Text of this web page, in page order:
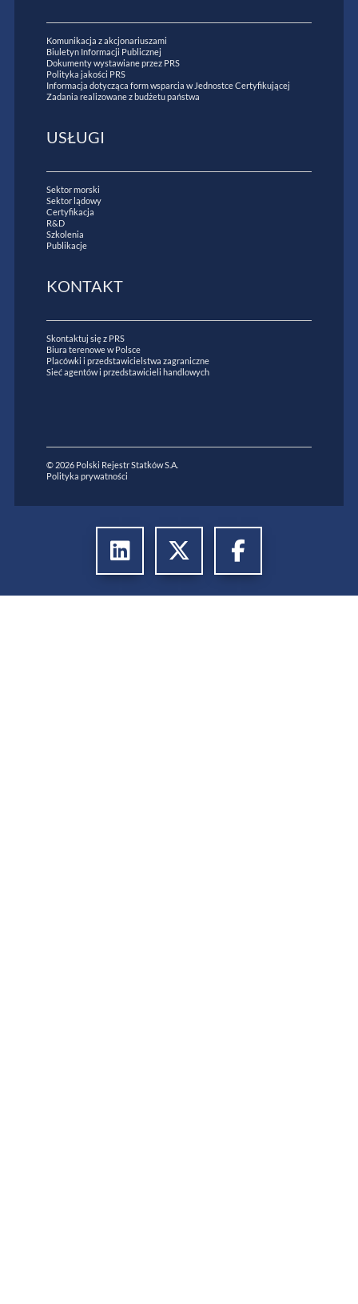
Komunikacja z akcjonariuszami
Biuletyn Informacji Publicznej
Dokumenty wystawiane przez PRS
Polityka jakości PRS
Informacja dotycząca form wsparcia w Jednostce Certyfikującej
Zadania realizowane z budżetu państwa
USŁUGI
Sektor morski
Sektor lądowy
Certyfikacja
R&D
Szkolenia
Publikacje
KONTAKT
Skontaktuj się z PRS
Biura terenowe w Polsce
Placówki i przedstawicielstwa zagraniczne
Sieć agentów i przedstawicieli handlowych
© 2026 Polski Rejestr Statków S.A.
Polityka prywatności